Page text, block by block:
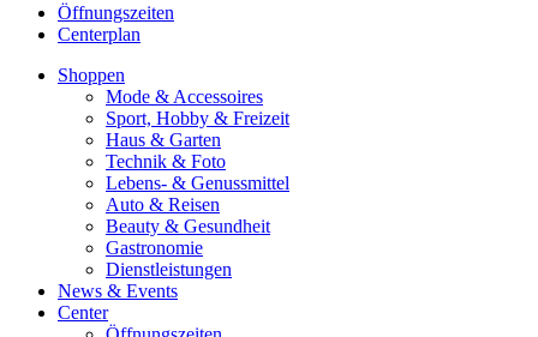
Öffnungszeiten
Centerplan
Shoppen
Mode & Accessoires
Sport, Hobby & Freizeit
Haus & Garten
Technik & Foto
Lebens- & Genussmittel
Auto & Reisen
Beauty & Gesundheit
Gastronomie
Dienstleistungen
News & Events
Center